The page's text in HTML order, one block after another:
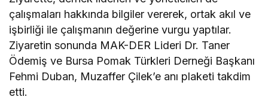
çalışmaları hakkında bilgiler vererek, ortak akıl ve
işbirliği ile çalışmanın değerine vurgu yaptılar.
Ziyaretin sonunda MAK-DER Lideri Dr. Taner
Ödemiş ve Bursa Pomak Türkleri Derneği Başkanı
Fehmi Duban, Muzaffer Çilek’e anı plaketi takdim
etti.